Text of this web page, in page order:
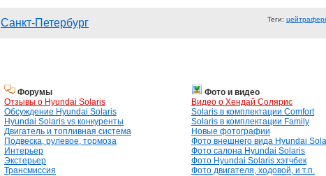
Санкт-Петербург Теги:
Форумы
Отзывы о Hyundai Solaris
Обсуждение Hyundai Solaris
Hyundai Solaris vs конкуренты
Двигатель и топливная система
Подвеска, рулевое, тормоза
Интерьер
Экстерьер
Трансмиссия
Фото и видео
Видео о Хендай Солярис
Solaris в комплектации Comfort
Solaris в комплектации Family
Новые фотографии
Фото внешнего вида Hyundai
Фото салона Hyundai Solaris
Фото Hyundai Solaris хэтчбек
Фото двигателя, ходовой, и т.п.